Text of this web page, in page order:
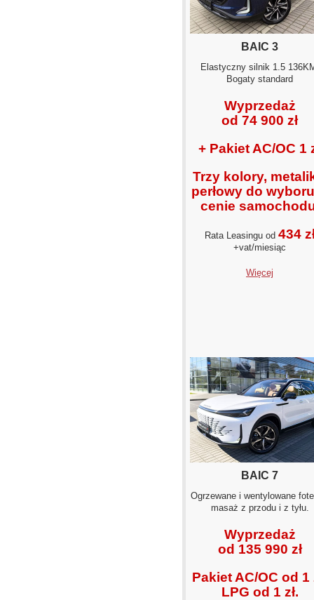
BAIC 3
Elastyczny silnik 1.5
Bogaty standard
Wyprzedaż
od 74 900 zł
+ Pakiet AC/OC 1
Trzy kolory,
perłowy do
cenie
Rata Leasingu od 434
+vat/miesiąc
Więcej
BAIC 7
Ogrzewane i wentylowane
masaż z przodu i z tyłu.
Wyprzedaż
od 135 990 zł
Pakiet AC/OC od 1
LPG od 1 zł.